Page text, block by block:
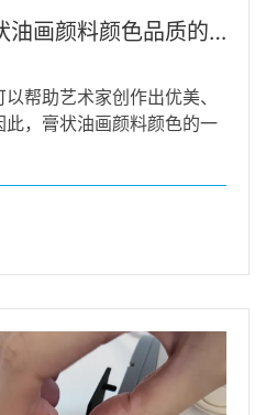
分光测色仪用于膏状油画颜料颜色品质的管理
帮助艺术家创作出优美、
，膏状油画颜料颜色的一